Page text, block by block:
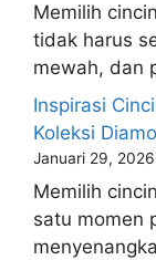
Memilih
tidak harus
mewah, dan
Inspirasi
Koleksi
Januari 29, 2026
Memilih
satu momen